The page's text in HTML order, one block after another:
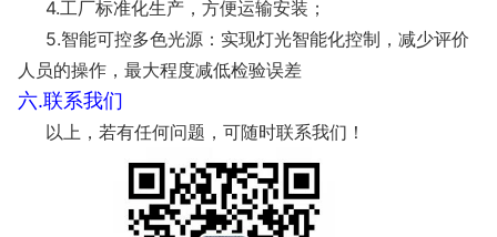
4.工厂标准化生产，方便运输安装；
5.智能可控多色光源：实现灯光智能化控制，减少评价
人员的操作，最大程度减低检验误差
六.联系我们
以上，若有任何问题，可随时联系我们！